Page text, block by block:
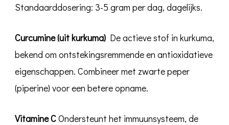
Standaarddosering: 3-5 gram per dag, dagelijks.
Curcumine (uit kurkuma) De actieve stof in kurkuma,
bekend om ontstekingsremmende en antioxidatieve
eigenschappen. Combineer met zwarte peper
(piperine) voor een betere opname.
Vitamine COndersteunt het immuunsysteem, de